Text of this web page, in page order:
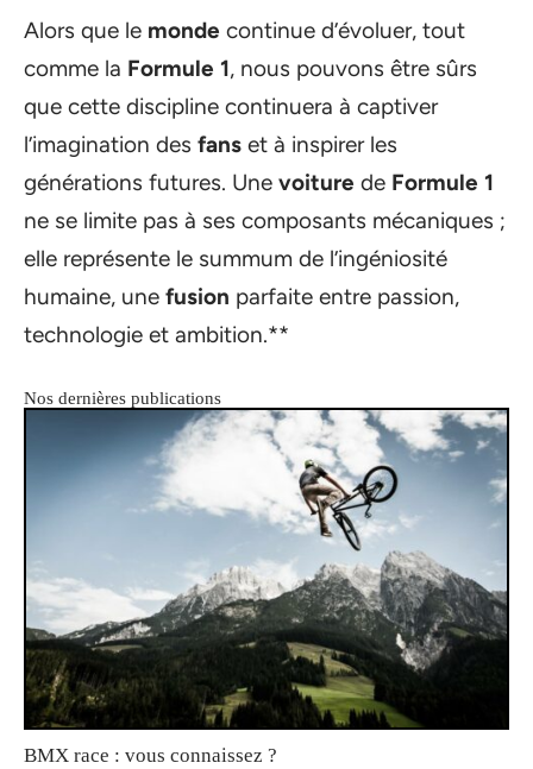
Alors que le monde continue d’évoluer, tout
comme la Formule 1, nous pouvons être sûrs
que cette discipline continuera à captiver
l’imagination des fans et à inspirer les
générations futures. Une voiture de Formule 1
ne se limite pas à ses composants mécaniques ;
elle représente le summum de l’ingéniosité
humaine, une fusion parfaite entre passion,
technologie et ambition.**
Nos dernières publications
BMX race : vous connaissez ?